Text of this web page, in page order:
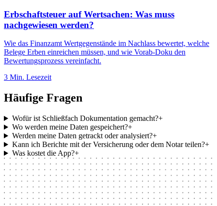
Erbschaftsteuer auf Wertsachen: Was muss
nachgewiesen werden?
Wie das Finanzamt Wertgegenstände im Nachlass bewertet, welche
Belege Erben einreichen müssen, und wie Vorab-Doku den
Bewertungsprozess vereinfacht.
3 Min. Lesezeit
Häufige Fragen
Wofür ist Schließfach Dokumentation gemacht?+
Wo werden meine Daten gespeichert?+
Werden meine Daten getrackt oder analysiert?+
Kann ich Berichte mit der Versicherung oder dem Notar teilen?+
Was kostet die App?+